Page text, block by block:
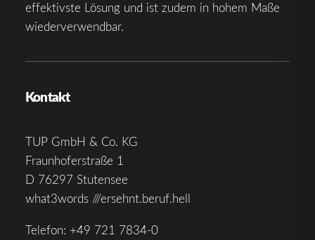
effektivste Lösung und ist zudem in hohem Maße
wiederverwendbar.
Kontakt
TUP GmbH & Co. KG
Fraunhoferstraße 1
D 76297 Stutensee
what3words ///ersehnt.beruf.hell
Telefon: +49 721 7834-0